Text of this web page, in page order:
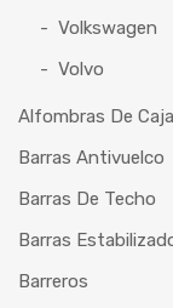
Volkswagen
Volvo
Alfombras De Caja
Barras Antivuelco
Barras De Techo
Barras
Barreros